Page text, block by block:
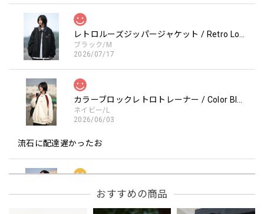
ブラック/M
2026/07/17
ネイビー/L
2026/06/03
流石に配達遅かったお
レッド/L
2026/05/30
おすすめの商品